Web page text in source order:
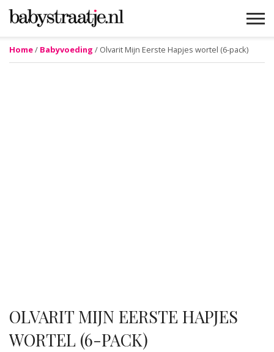
MAMAVLOGS
ZWANGER
BABY
LIFESTYLE
MUSTHAVES
CELEBS
ADVIES
WEBSHOPS
GRATIS
WIN
KORTINGEN
Home/ Babyvoeding / Olvarit Mijn Eerste Hapjes wortel (6-pack)
OLVARIT MIJN EERSTE HAPJES
WORTEL (6-PACK)